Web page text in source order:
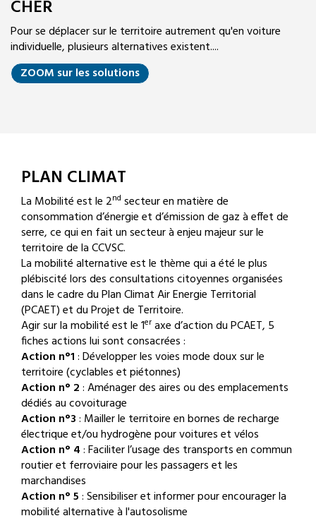
CHER
Pour se déplacer sur le territoire autrement qu'en voiture
individuelle, plusieurs alternatives existent....
ZOOM sur les solutions
PLAN CLIMAT
La Mobilité est le 2nd secteur en matière de
consommation d’énergie et d’émission de gaz à effet de
serre, ce qui en fait un secteur à enjeu majeur sur le
territoire de la CCVSC.
La mobilité alternative est le thème qui a été le plus
plébiscité lors des consultations citoyennes organisées
dans le cadre du Plan Climat Air Energie Territorial
(PCAET) et du Projet de Territoire.
Agir sur la mobilité est le 1er axe d’action du PCAET, 5
fiches actions lui sont consacrées :
Action n°1: Développer les voies mode doux sur le
territoire (cyclables et piétonnes)
Action n° 2: Aménager des aires ou des emplacements
dédiés au covoiturage
Action n°3: Mailler le territoire en bornes de recharge
électrique et/ou hydrogène pour voitures et vélos
Action n° 4: Faciliter l’usage des transports en commun
routier et ferroviaire pour les passagers et les
marchandises
Action n° 5: Sensibiliser et informer pour encourager la
mobilité alternative à l'autosolisme